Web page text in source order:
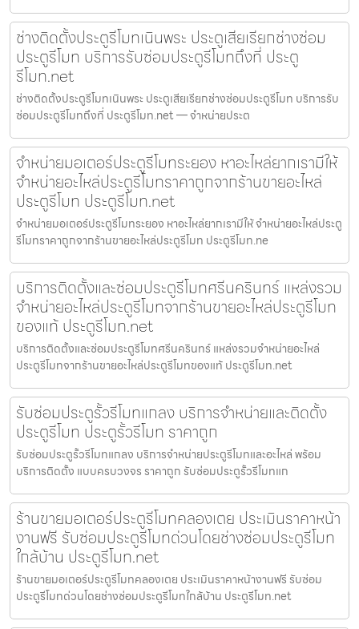
ช่างติดตั้งประตูรีโมทเนินพระ ประตูเสียเรียกช่างซ่อม
ประตูรีโมท บริการรับซ่อมประตูรีโมทถึงที่ ประตู
รีโมท.net
ช่างติดตั้งประตูรีโมทเนินพระ ประตูเสียเรียกช่างซ่อมประตูรีโมท บริการรับ
ซ่อมประตูรีโมทถึงที่ ประตูรีโมท.net — จำหน่ายประต
จำหน่ายมอเตอร์ประตูรีโมทระยอง หาอะไหล่ยากเรามีให้
จำหน่ายอะไหล่ประตูรีโมทราคาถูกจากร้านขายอะไหล่
ประตูรีโมท ประตูรีโมท.net
จำหน่ายมอเตอร์ประตูรีโมทระยอง หาอะไหล่ยากเรามีให้ จำหน่ายอะไหล่ประตู
รีโมทราคาถูกจากร้านขายอะไหล่ประตูรีโมท ประตูรีโมท.ne
บริการติดตั้งและซ่อมประตูรีโมทศรีนครินทร์ แหล่งรวม
จำหน่ายอะไหล่ประตูรีโมทจากร้านขายอะไหล่ประตูรีโมท
ของแท้ ประตูรีโมท.net
บริการติดตั้งและซ่อมประตูรีโมทศรีนครินทร์ แหล่งรวมจำหน่ายอะไหล่
ประตูรีโมทจากร้านขายอะไหล่ประตูรีโมทของแท้ ประตูรีโมท.net
รับซ่อมประตูรั้วรีโมทแกลง บริการจำหน่ายและติดตั้ง
ประตูรีโมท ประตูรั้วรีโมท ราคาถูก
รับซ่อมประตูรั้วรีโมทแกลง บริการจำหน่ายประตูรีโมทและอะไหล่ พร้อม
บริการติดตั้ง แบบครบวงจร ราคาถูก รับซ่อมประตูรั้วรีโมทแก
ร้านขายมอเตอร์ประตูรีโมทคลองเตย ประเมินราคาหน้า
งานฟรี รับซ่อมประตูรีโมทด่วนโดยช่างซ่อมประตูรีโมท
ใกล้บ้าน ประตูรีโมท.net
ร้านขายมอเตอร์ประตูรีโมทคลองเตย ประเมินราคาหน้างานฟรี รับซ่อม
ประตูรีโมทด่วนโดยช่างซ่อมประตูรีโมทใกล้บ้าน ประตูรีโมท.net